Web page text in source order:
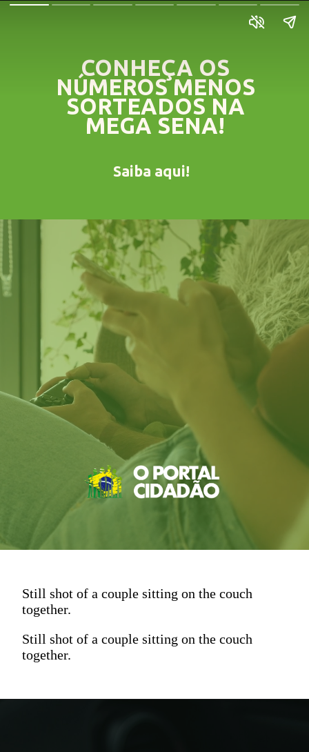
CONHEÇA OS
NÚMEROS MENOS
SORTEADOS NA
MEGA SENA!
Saiba aqui!
Still shot of a couple sitting on the couch
together.
Still shot of a couple sitting on the couch
together.